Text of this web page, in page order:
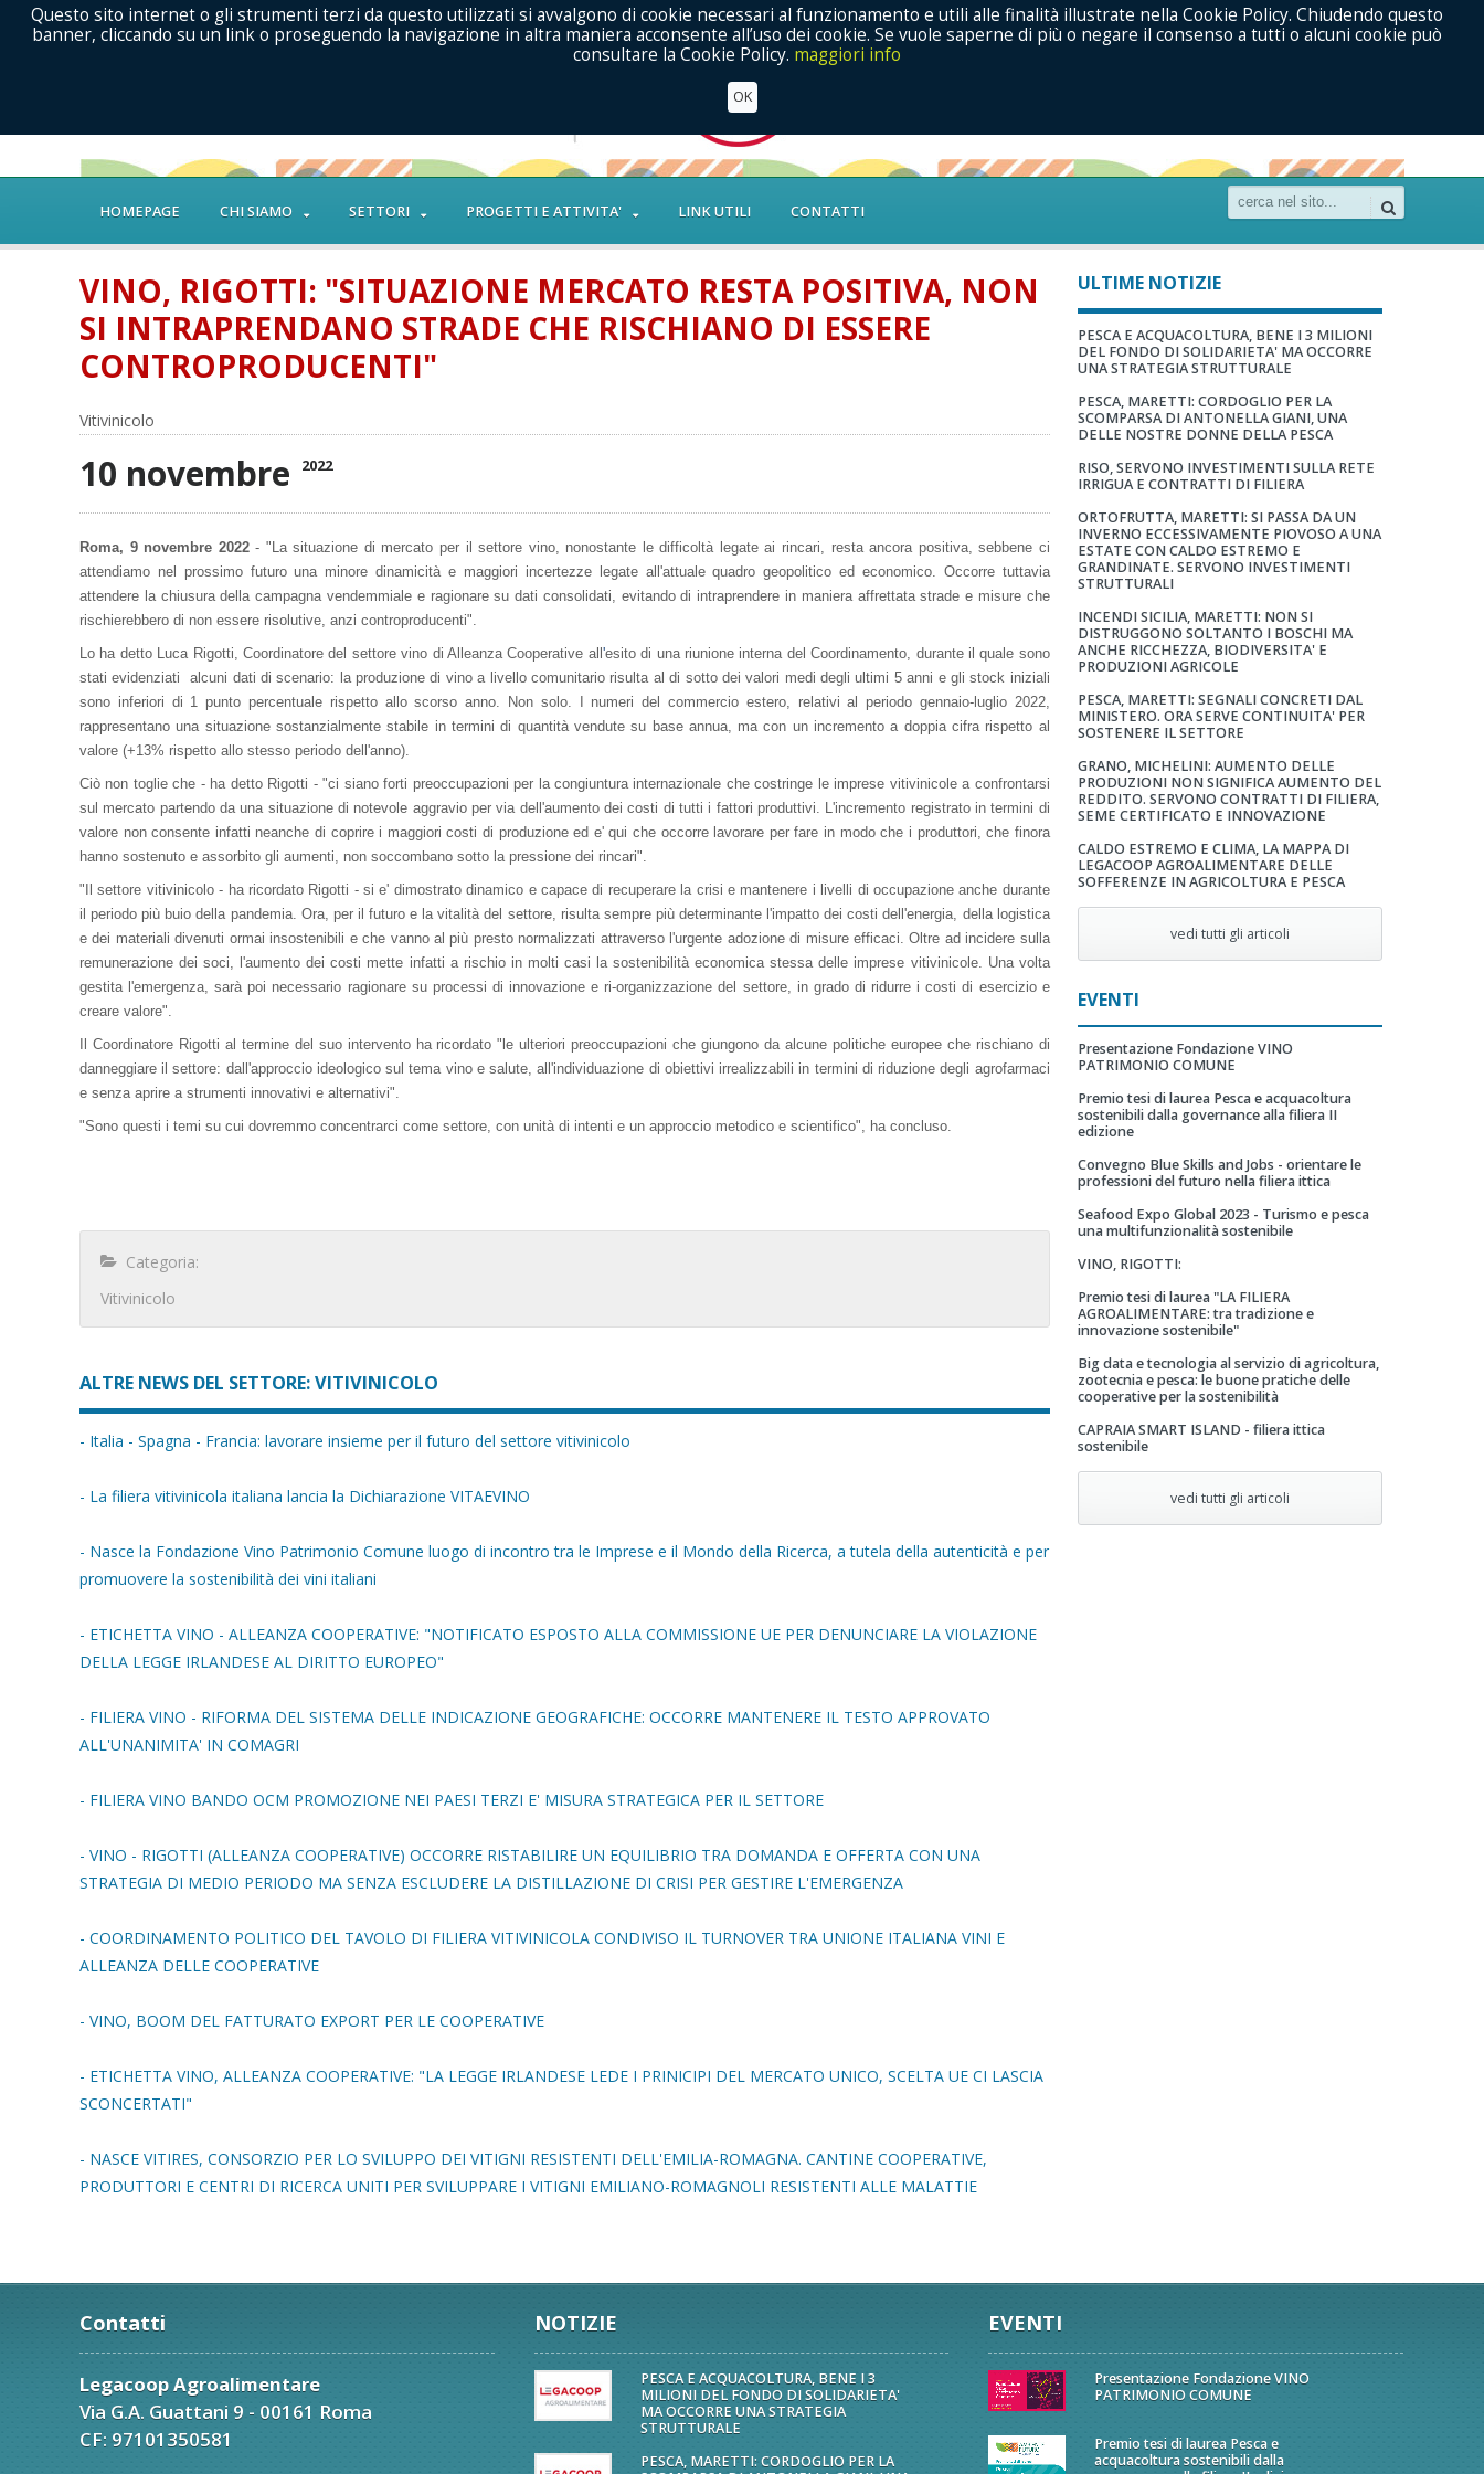
HOMEPAGE CHI SIAMO SETTORI PROGETTI E ATTIVITA' LINK UTILI CONTATTI
VINO, RIGOTTI: "SITUAZIONE MERCATO RESTA POSITIVA, NON
SI INTRAPRENDANO STRADE CHE RISCHIANO DI ESSERE
CONTROPRODUCENTI"
Vitivinicolo
10 novembre 2022
Roma, 9 novembre 2022- "La situazione di mercato per il settore vino, nonostante le difficoltà legate ai rincari, resta ancora positiva, sebbene ci
attendiamo nel prossimo futuro una minore dinamicità e maggiori incertezze legate all'attuale quadro geopolitico ed economico. Occorre tuttavia
attendere la chiusura della campagna vendemmiale e ragionare su dati consolidati, evitando di intraprendere in maniera affrettata strade e misure che
rischierebbero di non essere risolutive, anzi controproducenti".
Lo ha detto Luca Rigotti, Coordinatore del settore vino di Alleanza Cooperative all 'esito di una riunione interna del Coordinamento, durante il quale sono
stati evidenziati alcuni dati di scenario: la produzione di vino a livello comunitario risulta al di sotto dei valori medi degli ultimi 5 anni e gli stock iniziali
sono inferiori di 1 punto percentuale rispetto allo scorso anno. Non solo. I numeri del commercio estero, relativi al periodo gennaio-luglio 2022,
rappresentano una situazione sostanzialmente stabile in termini di quantità vendute su base annua, ma con un incremento a doppia cifra rispetto al
valore (+13% rispetto allo stesso periodo dell'anno).
Ciò non toglie che - ha detto Rigotti - "ci siano forti preoccupazioni per la congiuntura internazionale che costringe le imprese vitivinicole a confrontarsi
sul mercato partendo da una situazione di notevole aggravio per via dell'aumento dei costi di tutti i fattori produttivi. L'incremento registrato in termini di
valore non consente infatti neanche di coprire i maggiori costi di produzione ed e' qui che occorre lavorare per fare in modo che i produttori, che finora
hanno sostenuto e assorbito gli aumenti, non soccombano sotto la pressione dei rincari".
"Il settore vitivinicolo - ha ricordato Rigotti - si e' dimostrato dinamico e capace di recuperare la crisi e mantenere i livelli di occupazione anche durante
il periodo più buio della pandemia. Ora, per il futuro e la vitalità del settore, risulta sempre più determinante l'impatto dei costi dell'energia, della logistica
e dei materiali divenuti ormai insostenibili e che vanno al più presto normalizzati attraverso l'urgente adozione di misure efficaci. Oltre ad incidere sulla
remunerazione dei soci, l'aumento dei costi mette infatti a rischio in molti casi la sostenibilità economica stessa delle imprese vitivinicole. Una volta
gestita l'emergenza, sarà poi necessario ragionare su processi di innovazione e ri-organizzazione del settore, in grado di ridurre i costi di esercizio e
creare valore".
Il Coordinatore Rigotti al termine del suo intervento ha ricordato "le ulteriori preoccupazioni che giungono da alcune politiche europee che rischiano di
danneggiare il settore: dall'approccio ideologico sul tema vino e salute, all'individuazione di obiettivi irrealizzabili in termini di riduzione degli agrofarmaci
e senza aprire a strumenti innovativi e alternativi".
"Sono questi i temi su cui dovremmo concentrarci come settore, con unità di intenti e un approccio metodico e scientifico", ha concluso.
Categoria:
Vitivinicolo
ALTRE NEWS DEL SETTORE: VITIVINICOLO
- Italia - Spagna - Francia: lavorare insieme per il futuro del settore vitivinicolo
- La filiera vitivinicola italiana lancia la Dichiarazione VITAEVINO
- Nasce la Fondazione Vino Patrimonio Comune luogo di incontro tra le Imprese e il Mondo della Ricerca, a tutela della autenticità e per
promuovere la sostenibilità dei vini italiani
- ETICHETTA VINO - ALLEANZA COOPERATIVE: "NOTIFICATO ESPOSTO ALLA COMMISSIONE UE PER DENUNCIARE LA VIOLAZIONE
DELLA LEGGE IRLANDESE AL DIRITTO EUROPEO"
- FILIERA VINO - RIFORMA DEL SISTEMA DELLE INDICAZIONE GEOGRAFICHE: OCCORRE MANTENERE IL TESTO APPROVATO
ALL'UNANIMITA' IN COMAGRI
- FILIERA VINO BANDO OCM PROMOZIONE NEI PAESI TERZI E' MISURA STRATEGICA PER IL SETTORE
- VINO - RIGOTTI (ALLEANZA COOPERATIVE) OCCORRE RISTABILIRE UN EQUILIBRIO TRA DOMANDA E OFFERTA CON UNA
STRATEGIA DI MEDIO PERIODO MA SENZA ESCLUDERE LA DISTILLAZIONE DI CRISI PER GESTIRE L'EMERGENZA
- COORDINAMENTO POLITICO DEL TAVOLO DI FILIERA VITIVINICOLA CONDIVISO IL TURNOVER TRA UNIONE ITALIANA VINI E
ALLEANZA DELLE COOPERATIVE
- VINO, BOOM DEL FATTURATO EXPORT PER LE COOPERATIVE
- ETICHETTA VINO, ALLEANZA COOPERATIVE: "LA LEGGE IRLANDESE LEDE I PRINICIPI DEL MERCATO UNICO, SCELTA UE CI LASCIA
SCONCERTATI"
- NASCE VITIRES, CONSORZIO PER LO SVILUPPO DEI VITIGNI RESISTENTI DELL'EMILIA-ROMAGNA. CANTINE COOPERATIVE,
PRODUTTORI E CENTRI DI RICERCA UNITI PER SVILUPPARE I VITIGNI EMILIANO-ROMAGNOLI RESISTENTI ALLE MALATTIE
ULTIME NOTIZIE
PESCA E ACQUACOLTURA, BENE I 3 MILIONI
DEL FONDO DI SOLIDARIETA' MA OCCORRE
UNA STRATEGIA STRUTTURALE
PESCA, MARETTI: CORDOGLIO PER LA
SCOMPARSA DI ANTONELLA GIANI, UNA
DELLE NOSTRE DONNE DELLA PESCA
RISO, SERVONO INVESTIMENTI SULLA RETE
IRRIGUA E CONTRATTI DI FILIERA
ORTOFRUTTA, MARETTI: SI PASSA DA UN
INVERNO ECCESSIVAMENTE PIOVOSO A UNA
ESTATE CON CALDO ESTREMO E
GRANDINATE. SERVONO INVESTIMENTI
STRUTTURALI
INCENDI SICILIA, MARETTI: NON SI
DISTRUGGONO SOLTANTO I BOSCHI MA
ANCHE RICCHEZZA, BIODIVERSITA' E
PRODUZIONI AGRICOLE
PESCA, MARETTI: SEGNALI CONCRETI DAL
MINISTERO. ORA SERVE CONTINUITA' PER
SOSTENERE IL SETTORE
GRANO, MICHELINI: AUMENTO DELLE
PRODUZIONI NON SIGNIFICA AUMENTO DEL
REDDITO. SERVONO CONTRATTI DI FILIERA,
SEME CERTIFICATO E INNOVAZIONE
CALDO ESTREMO E CLIMA, LA MAPPA DI
LEGACOOP AGROALIMENTARE DELLE
SOFFERENZE IN AGRICOLTURA E PESCA
vedi tutti gli articoli
EVENTI
Presentazione Fondazione VINO
PATRIMONIO COMUNE
Premio tesi di laurea Pesca e acquacoltura
sostenibili dalla governance alla filiera II
edizione
Convegno Blue Skills and Jobs - orientare le
professioni del futuro nella filiera ittica
Seafood Expo Global 2023 - Turismo e pesca
una multifunzionalità sostenibile
VINO, RIGOTTI:
Premio tesi di laurea "LA FILIERA
AGROALIMENTARE: tra tradizione e
innovazione sostenibile"
Big data e tecnologia al servizio di agricoltura,
zootecnia e pesca: le buone pratiche delle
cooperative per la sostenibilità
CAPRAIA SMART ISLAND - filiera ittica
sostenibile
vedi tutti gli articoli
Contatti
Legacoop Agroalimentare
Via G.A. Guattani 9 - 00161 Roma
CF: 97101350581
NOTIZIE
PESCA E ACQUACOLTURA, BENE I 3
MILIONI DEL FONDO DI SOLIDARIETA'
MA OCCORRE UNA STRATEGIA
STRUTTURALE
PESCA, MARETTI: CORDOGLIO PER LA
EVENTI
Presentazione Fondazione VINO
PATRIMONIO COMUNE
Premio tesi di laurea Pesca e
acquacoltura sostenibili dalla
Questo sito internet o gli strumenti terzi da questo utilizzati si avvalgono di cookie necessari al funzionamento e utili alle finalità illustrate nella Cookie Policy. Chiudendo questo
banner, cliccando su un link o proseguendo la navigazione in altra maniera acconsente all’uso dei cookie. Se vuole saperne di più o negare il consenso a tutti o alcuni cookie può
consultare la Cookie Policy. maggiori info
OK